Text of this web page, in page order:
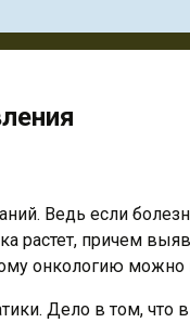
Ведь если
растет, причем
онкологию
Дело в том,